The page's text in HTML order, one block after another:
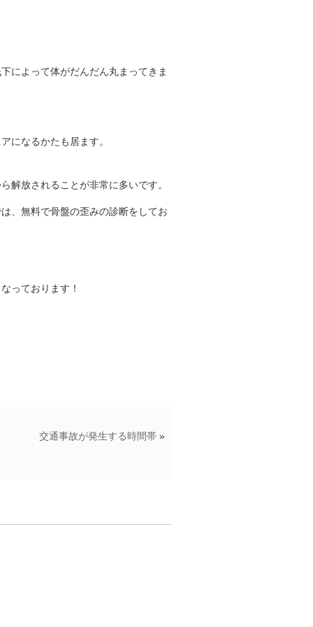
によって体がだんだん丸まってきま
になるかたも居ます。
解放されることが非常に多いです。
、無料で骨盤の歪みの診断をしてお
っております！
交通事故が発生する時間帯 »